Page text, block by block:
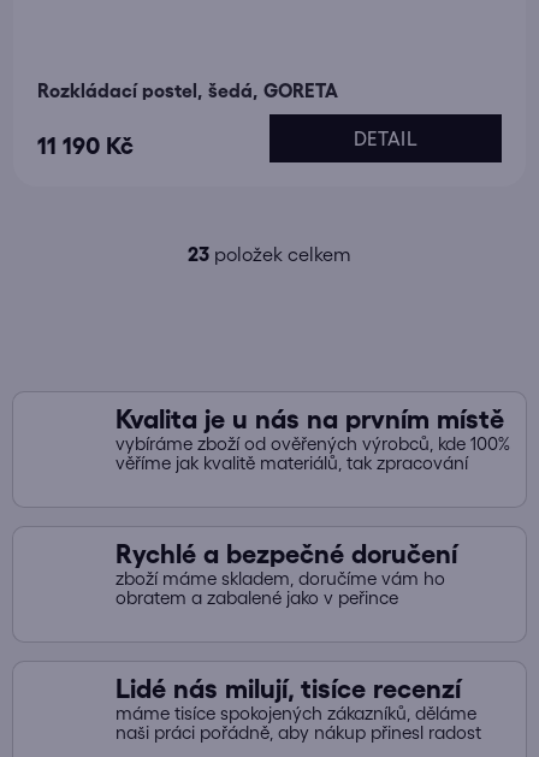
Rozkládací postel, šedá, GORETA
11 190 Kč DETAIL
O
a
c
í
p
r
v
k
y
v
ý
p
i
s
u
23 položek celkem
Kvalita je u nás na prvním místě
vybíráme zboží od ověřených výrobců, kde 100%
věříme jak kvalitě materiálů, tak zpracování
Rychlé a bezpečné doručení
zboží máme skladem, doručíme vám ho
obratem a zabalené jako v peřince
Lidé nás milují, tisíce recenzí
máme tisíce spokojených zákazníků, děláme
naši práci pořádně, aby nákup přinesl radost